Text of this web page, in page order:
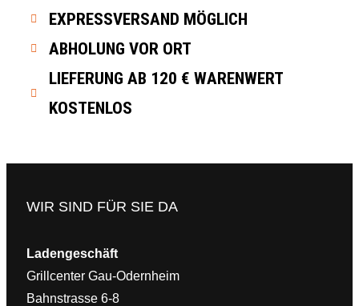
EXPRESSVERSAND MÖGLICH
ABHOLUNG VOR ORT
LIEFERUNG AB 120 € WARENWERT
KOSTENLOS
WIR SIND FÜR SIE DA
Ladengeschäft
Grillcenter Gau-Odernheim
Bahnstrasse 6-8